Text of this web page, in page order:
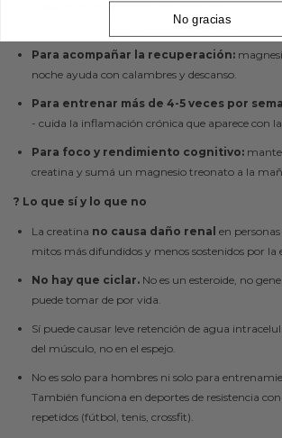
Para entrenamiento de fuerza:proteína
completa el combo más usado en el rubro.
Para acompañar la recuperación:
noche ayuda con calambres y descanso.
Para entrenar más de 4-5 veces por
- cuida la inflamación crónica que aparece con
Para foco y rendimiento cognitivo:
creatina y sumá un magnesio treonato a la
? Lo que sí y lo que no
La creatina no causa daño renal en
mitos más difundidos y menos sostenidos por la
No hay que ciclar. No es un esteroide, no
puede tomar de por vida.
Sí puede causar leve retención de agua
del músculo, no en el espejo.
No es solo para hombres ni solo para
También funciona en deportes de resistencia
repetidos (fútbol, tenis, crossfit).
No gracias